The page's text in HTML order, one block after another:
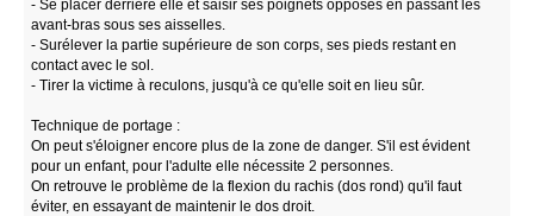
- Se placer derrière elle et saisir ses poignets opposés en passant les
avant-bras sous ses aisselles.
- Surélever la partie supérieure de son corps, ses pieds restant en
contact avec le sol.
- Tirer la victime à reculons, jusqu'à ce qu'elle soit en lieu sûr.
Technique de portage :
On peut s'éloigner encore plus de la zone de danger. S'il est évident
pour un enfant, pour l'adulte elle nécessite 2 personnes.
On retrouve le problème de la flexion du rachis (dos rond) qu'il faut
éviter, en essayant de maintenir le dos droit.